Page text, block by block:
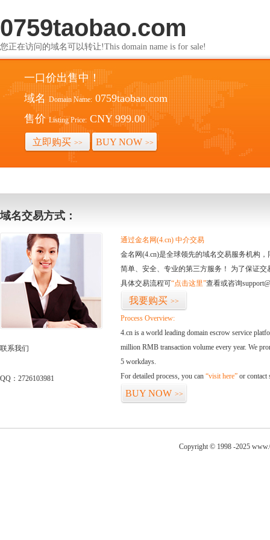
0759taobao.com
您正在访问的域名可以转让!This domain name is for sale!
一口价出售中！
域名 Domain Name: 0759taobao.com
售价 Listing Price: CNY 999.00
立即购买 >> BUY NOW >>
域名交易方式：
联系我们
QQ：2726103981
通过金名网(4.cn) 中介交易
金名网(4.cn)是全球领先的域名交易服务机构
简单、安全、专业的第三方服务！ 为了保证
具体交易流程可“点击这里”查看或咨询
我要购买 >>
Process Overview:
4.cn is a world leading domain escrow service
million RMB transaction volume every year. We
5 workdays.
For detailed process, you can “visit here” or contact
BUY NOW >>
Copyright © 1998 -2025